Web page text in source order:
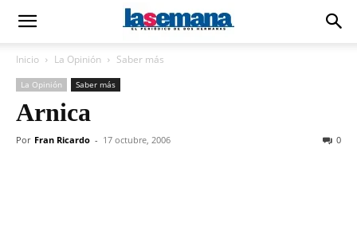
Inicio La Opinión Saber más
La Opinión Saber más
Arnica
Por Fran Ricardo - 17 octubre, 2006 0